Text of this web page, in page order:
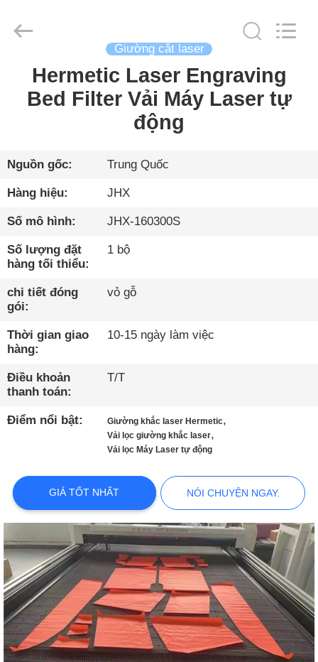
TRANG
CHỦ
SẢN
PHẨM
CHÚNG
THAM
QUAN
NHÀ
MÁY
CHẤT
LƯỢNG
LIÊN
HỆ
VỚI
CHÚNG
TÔI
Photoelectric
Co.,Ltd.
Giường cắt laser
Hermetic Laser Engraving
Bed Filter Vải Máy Laser tự
động
Nguồn gốc: Trung Quốc
Hàng hiệu: JHX
Số mô hình: JHX-160300S
Số lượng đặt
hàng tối thiểu:
1 bộ
chi tiết đóng
gói:
vỏ gỗ
Thời gian giao
hàng:
10-15 ngày làm việc
Điều khoản
thanh toán:
T/T
Điểm nổi bật: Giường khắc laser Hermetic,
Vải lọc giường khắc laser,
Vải lọc Máy Laser tự động
GIÁ TỐT NHẤT NÓI CHUYỆN NGAY.